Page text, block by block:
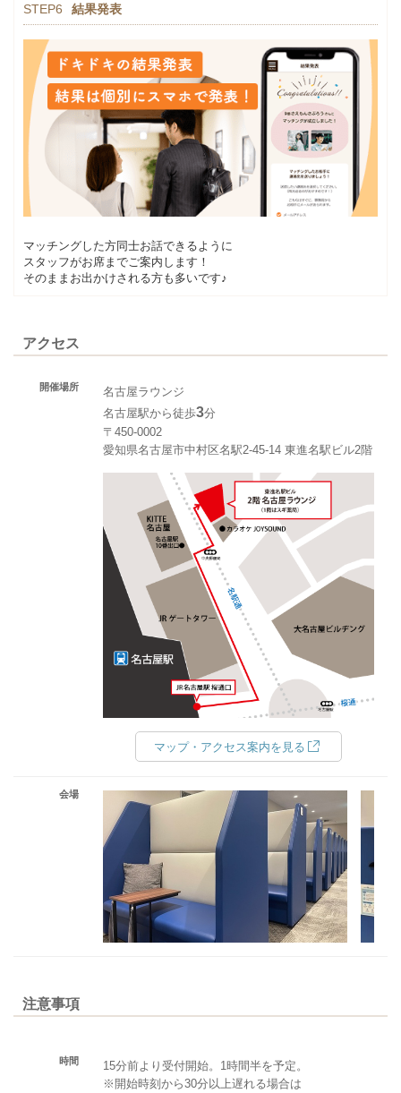
STEP6 結果発表
マッチングした方同士お話できるように
スタッフがお席までご案内します！
そのままお出かけされる方も多いです♪
アクセス
開催場所
名古屋ラウンジ
名古屋駅から徒歩3分
〒450-0002
愛知県名古屋市中村区名駅2-45-14 東進名駅ビル2階
マップ・アクセス案内を見る
会場
注意事項
時間
15分前より受付開始。1時間半を予定。
※開始時刻から30分以上遅れる場合は